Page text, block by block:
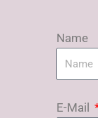
Name
E-Mail